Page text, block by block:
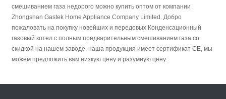
смешиванием газа недорого можно купить оптом от компании
Zhongshan Gastek Home Appliance Company Limited. Добро
пожаловать на покупку новейших и передовых Конденсационный
газовый котел с полным предварительным смешиванием газа со
скидкой на нашем заводе, наша продукция имеет сертификат CE, мы
можем предложить вам низкую цену и разумную цену.